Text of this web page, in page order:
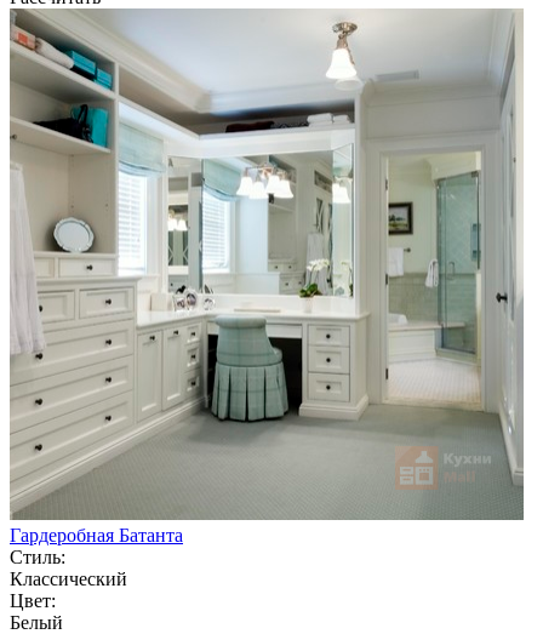
Гардеробная Батанта
Стиль:
Классический
Цвет:
Белый